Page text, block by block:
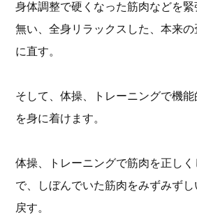
身体調整で硬くなった筋肉などを
無い、全身リラックスした、本来
に直す。
そして、体操、トレーニングで機
を身に着けます。
体操、トレーニングで筋肉を正し
で、しぼんでいた筋肉をみずみず
戻す。